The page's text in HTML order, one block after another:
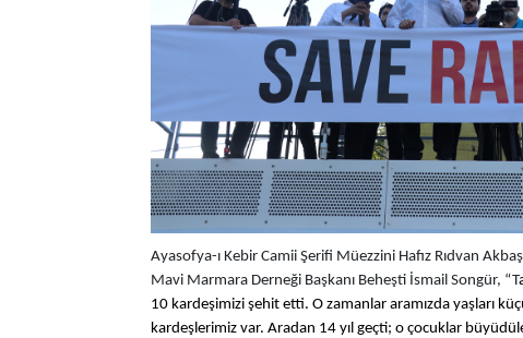
Ayasofya-ı Kebir Camii Şerifi Müezzini Hafız Rıdvan
Mavi Marmara Derneği Başkanı Beheşti İsmail Songür, “T
10 kardeşimizi şehit etti. O zamanlar aramızda yaşları
kardeşlerimiz var. Aradan 14 yıl geçti; o çocuklar